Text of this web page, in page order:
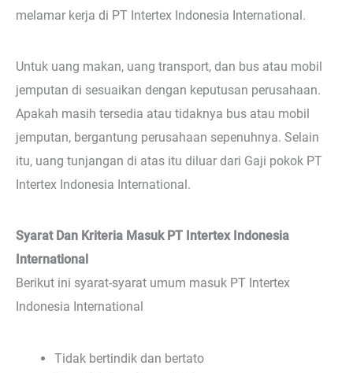
melamar kerja di PT Intertex Indonesia International.
Untuk uang makan, uang transport, dan bus atau mobil
jemputan di sesuaikan dengan keputusan perusahaan.
Apakah masih tersedia atau tidaknya bus atau mobil
jemputan, bergantung perusahaan sepenuhnya. Selain
itu, uang tunjangan di atas itu diluar dari Gaji pokok PT
Intertex Indonesia International.
Syarat Dan Kriteria Masuk PT Intertex Indonesia
International
Berikut ini syarat-syarat umum masuk PT Intertex
Indonesia International
Tidak bertindik dan bertato